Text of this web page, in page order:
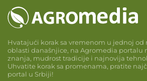
Hvatajući korak sa vremenom u jednoj
oblasti današnjice, na Agromedia portalu
znanja, mudrost tradicije i najnovija
Uhvatite korak sa promenama, pratite
portal u Srbiji!